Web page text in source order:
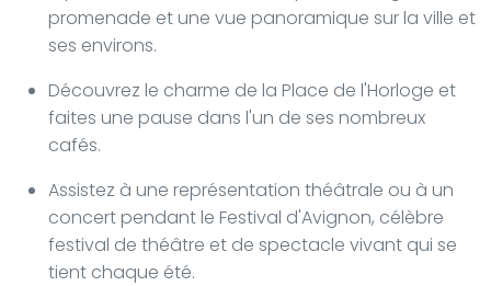
promenade et une vue panoramique sur la ville et
ses environs.
Découvrez le charme de la Place de l'Horloge et
faites une pause dans l'un de ses nombreux
cafés.
Assistez à une représentation théâtrale ou à un
concert pendant le Festival d'Avignon, célèbre
festival de théâtre et de spectacle vivant qui se
tient chaque été.